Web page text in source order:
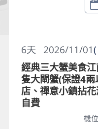
2026/11/01
6天
經典三大蟹美食
隻大閘蟹(保證4
店、禪意小鎮拈
自費
機位